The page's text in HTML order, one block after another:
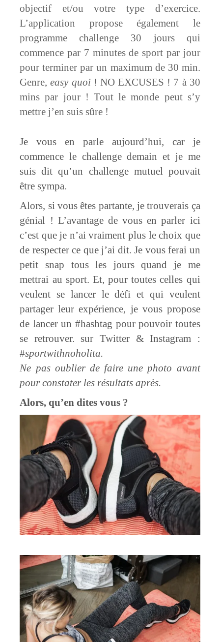
objectif et/ou votre type d’exercice.
L’application propose également le
programme challenge 30 jours qui
commence par 7 minutes de sport par jour
pour terminer par un maximum de 30 min.
Genre,easy quoi ! NO EXCUSES ! 7 à 30
mins par jour ! Tout le monde peut s’y
mettre j’en suis sûre !
Je vous en parle aujourd’hui, car je
commence le challenge demain et je me
suis dit qu’un challenge mutuel pouvait
être sympa.
Alors, si vous êtes partante, je trouverais ça
génial ! L’avantage de vous en parler ici
c’est que je n’ai vraiment plus le choix que
de respecter ce que j’ai dit. Je vous ferai un
petit snap tous les jours quand je me
mettrai au sport. Et, pour toutes celles qui
veulent se lancer le défi et qui veulent
partager leur expérience, je vous propose
de lancer un #hashtag pour pouvoir toutes
se retrouver. sur Twitter & Instagram :
#sportwithnoholita.
Ne pas oublier de faire une photo avant
pour constater les résultats après.
Alors, qu’en dites vous ?